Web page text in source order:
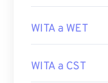
WITA a WET
WITA a CST